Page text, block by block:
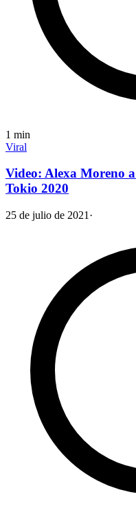
1 min
Viral
Video: Alexa Moreno
Tokio 2020
25 de julio de 2021 ·